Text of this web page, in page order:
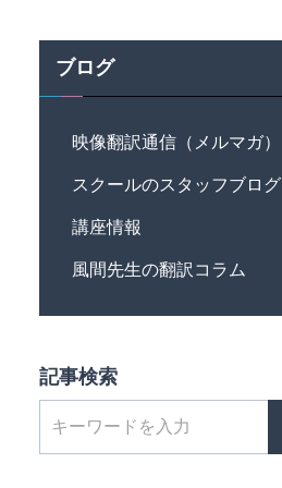
ブログ
映像翻訳通信（メルマガ）
スクールのスタッフブログ
講座情報
風間先生の翻訳コラム
記事検索